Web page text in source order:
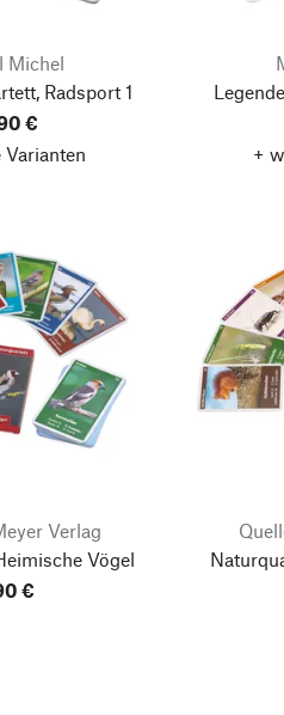
Michel
Radsport 1
€
Varianten
+
Verlag
Vögel
€